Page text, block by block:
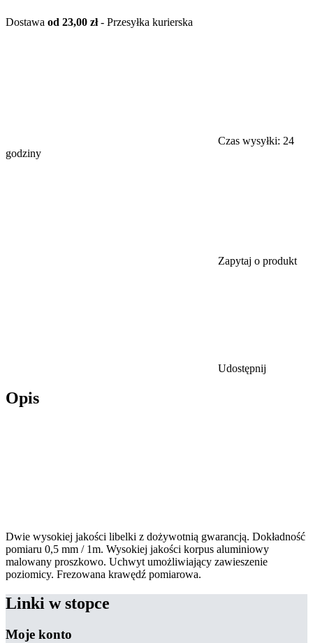
Dostawa od 23,00 zł- Przesyłka kurierska
Czas wysyłki: 24
godziny
Zapytaj o produkt
Udostępnij
Opis
Dwie wysokiej jakości libelki z dożywotnią gwarancją. Dokładność
pomiaru 0,5 mm / 1m. Wysokiej jakości korpus aluminiowy
malowany proszkowo. Uchwyt umożliwiający zawieszenie
poziomicy. Frezowana krawędź pomiarowa.
Linki w stopce
Moje konto